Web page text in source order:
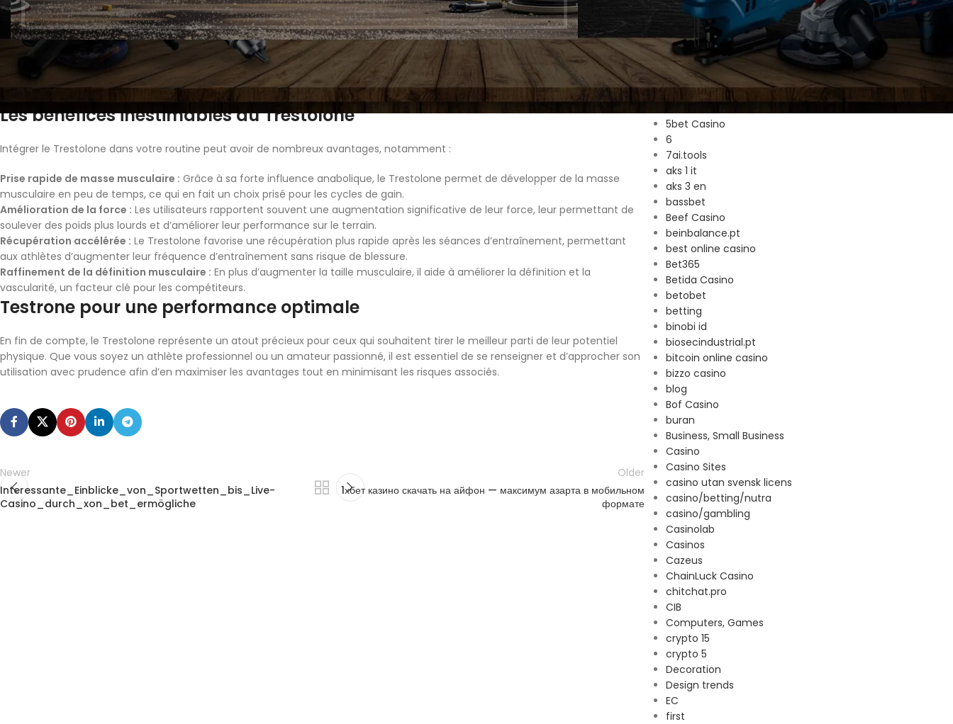
PRIMARY
Wood
Working
Macihne
Wood
Working
Blade
PRIMARY
MAIN
Wood
Working
Macihne
Wood
Blade
Trestolone permet de gagner en force tout en optimisant les résultats d’entraînement.
Le dosage de Trestolone, un stéroïde anabolisant puissant, doit être soigneusement ajusté en fonction des objectifs individuels
et de l’expérience de l’utilisateur. Il est crucial de suivre les recommandations professionnelles pour minimiser les effets
secondaires potentiels. Pour plus d’informations sur les cours de Trestolone en France, consultez la page Trestolone cours en
France.
Les bénéfices inestimables du Trestolone
Intégrer le Trestolone dans votre routine peut avoir de nombreux avantages, notamment :
Prise rapide de masse musculaire : Grâce à sa forte influence anabolique, le Trestolone permet de développer de la masse
musculaire en peu de temps, ce qui en fait un choix prisé pour les cycles de gain.
Amélioration de la force : Les utilisateurs rapportent souvent une augmentation significative de leur force, leur permettant de
soulever des poids plus lourds et d’améliorer leur performance sur le terrain.
Récupération accélérée : Le Trestolone favorise une récupération plus rapide après les séances d’entraînement, permettant
aux athlètes d’augmenter leur fréquence d’entraînement sans risque de blessure.
Raffinement de la définition musculaire : En plus d’augmenter la taille musculaire, il aide à améliorer la définition et la
vascularité, un facteur clé pour les compétiteurs.
Testrone pour une performance optimale
En fin de compte, le Trestolone représente un atout précieux pour ceux qui souhaitent tirer le meilleur parti de leur potentiel
physique. Que vous soyez un athlète professionnel ou un amateur passionné, il est essentiel de se renseigner et d’approcher son
utilisation avec prudence afin d’en maximiser les avantages tout en minimisant les risques associés.
Newer
Interessante_Einblicke_von_Sportwetten_bis_Live-
Casino_durch_xon_bet_ermögliche
Older
1хбет казино скачать на айфон — максимум азарта в мобильном
формате
1v1chat.one
1xbet
2
2026
5bet Casino
6
7ai.tools
aks 1 it
aks 3 en
bassbet
Beef Casino
beinbalance.pt
best online casino
Bet365
Betida Casino
betobet
betting
binobi id
biosecindustrial.pt
bitcoin online casino
bizzo casino
blog
Bof Casino
buran
Business, Small Business
Casino
Casino Sites
casino utan svensk licens
casino/betting/nutra
casino/gambling
Casinolab
Casinos
Cazeus
ChainLuck Casino
chitchat.pro
CIB
Computers, Games
crypto 15
crypto 5
Decoration
Design trends
EC
first